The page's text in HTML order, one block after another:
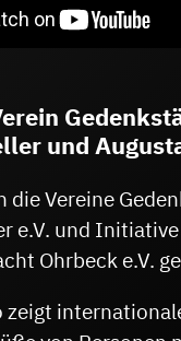
und
die Vereine
e.V. und Initiative
Ohrbeck e.V.
zeigt